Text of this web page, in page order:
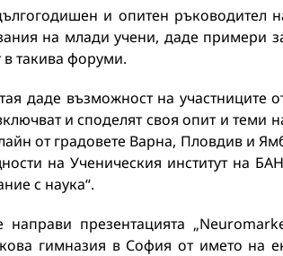
и опитен ръководител
на млади учени, даде примери
в такива форуми.
даде възможност на участниците
и споделят своя опит и
от градовете Варна, Пловдив и
на Ученическия институт на
с наука“.
направи презентацията
гимназия в София от името на